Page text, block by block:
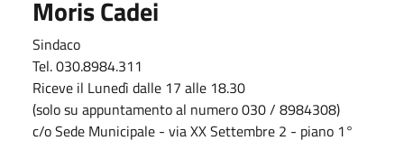
Moris Cadei
Sindaco
Tel. 030.8984.311
Riceve il Lunedì dalle 17 alle 18.30
(solo su appuntamento al numero 030 / 8984308)
c/o Sede Municipale - via XX Settembre 2 - piano 1°